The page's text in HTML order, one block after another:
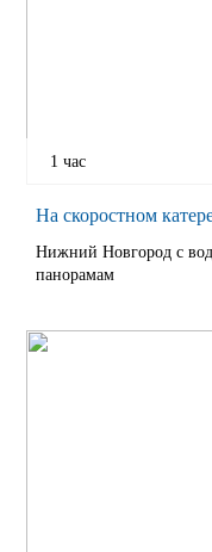
1 час
На скоростном
Нижний Новгород с
панорамам